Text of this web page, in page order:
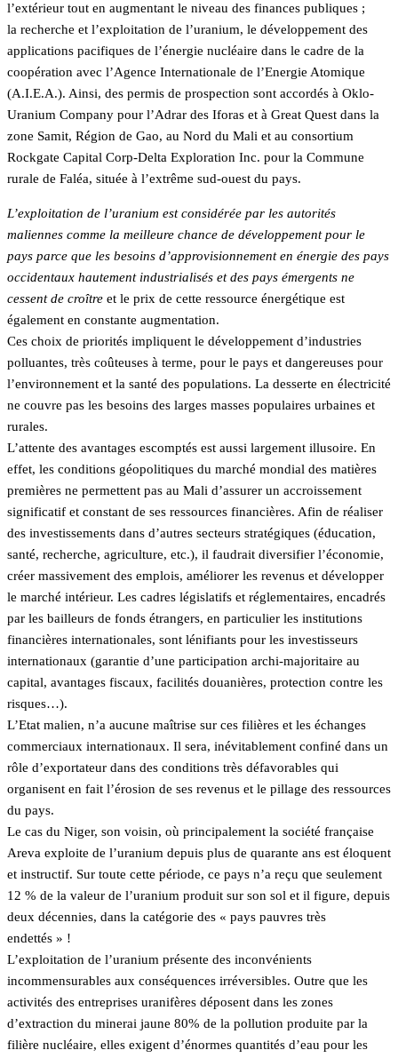
l’extérieur tout en augmentant le niveau des finances publiques ;
la recherche et l’exploitation de l’uranium, le développement des
applications pacifiques de l’énergie nucléaire dans le cadre de la
coopération avec l’Agence Internationale de l’Energie Atomique
(A.I.E.A.). Ainsi, des permis de prospection sont accordés à Oklo-
Uranium Company pour l’Adrar des Iforas et à Great Quest dans la
zone Samit, Région de Gao, au Nord du Mali et au consortium
Rockgate Capital Corp-Delta Exploration Inc. pour la Commune
rurale de Faléa, située à l’extrême sud-ouest du pays.
L’exploitation de l’uranium est considérée par les autorités
maliennes comme la meilleure chance de développement pour le
pays parce que les besoins d’approvisionnement en énergie des pays
occidentaux hautement industrialisés et des pays émergents ne
cessent de croître et le prix de cette ressource énergétique est
également en constante augmentation.
Ces choix de priorités impliquent le développement d’industries
polluantes, très coûteuses à terme, pour le pays et dangereuses pour
l’environnement et la santé des populations. La desserte en électricité
ne couvre pas les besoins des larges masses populaires urbaines et
rurales.
L’attente des avantages escomptés est aussi largement illusoire. En
effet, les conditions géopolitiques du marché mondial des matières
premières ne permettent pas au Mali d’assurer un accroissement
significatif et constant de ses ressources financières. Afin de réaliser
des investissements dans d’autres secteurs stratégiques (éducation,
santé, recherche, agriculture, etc.), il faudrait diversifier l’économie,
créer massivement des emplois, améliorer les revenus et développer
le marché intérieur. Les cadres législatifs et réglementaires, encadrés
par les bailleurs de fonds étrangers, en particulier les institutions
financières internationales, sont lénifiants pour les investisseurs
internationaux (garantie d’une participation archi-majoritaire au
capital, avantages fiscaux, facilités douanières, protection contre les
risques…).
L’Etat malien, n’a aucune maîtrise sur ces filières et les échanges
commerciaux internationaux. Il sera, inévitablement confiné dans un
rôle d’exportateur dans des conditions très défavorables qui
organisent en fait l’érosion de ses revenus et le pillage des ressources
du pays.
Le cas du Niger, son voisin, où principalement la société française
Areva exploite de l’uranium depuis plus de quarante ans est éloquent
et instructif. Sur toute cette période, ce pays n’a reçu que seulement
12 % de la valeur de l’uranium produit sur son sol et il figure, depuis
deux décennies, dans la catégorie des « pays pauvres très
endettés » !
L’exploitation de l’uranium présente des inconvénients
incommensurables aux conséquences irréversibles. Outre que les
activités des entreprises uranifères déposent dans les zones
d’extraction du minerai jaune 80% de la pollution produite par la
filière nucléaire, elles exigent d’énormes quantités d’eau pour les